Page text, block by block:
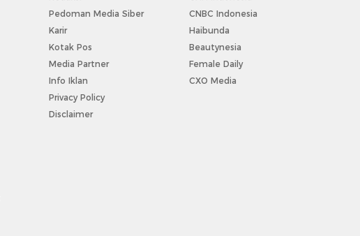
Pedoman Media Siber
Karir
Kotak Pos
Media Partner
Info Iklan
Privacy Policy
Disclaimer
CNBC Indonesia
Haibunda
Beautynesia
Female Daily
CXO Media